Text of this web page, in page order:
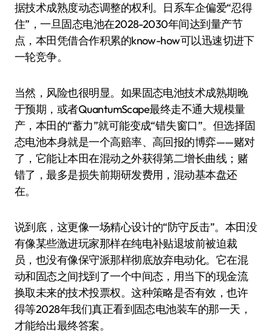
据技术成熟度动态调整的权利。日系车企偏爱“忍得
住”，一旦固态电池在2028-2030年间达到量产节
点，本田凭借合作积累的know-how可以迅速切进下
一轮竞争。
当然，风险也很明显。如果固态电池技术成熟期晚
于预期，或者QuantumScape最终走不通大规模量
产，本田的“蓄力”就可能变成“错失窗口”。但选择固
态电池本身就是一个高赔率、高回报的博弈——赌对
了，它能让本田在混动之外获得第二增长曲线；赌
错了，最多是损失前期研发费用，混动基本盘还
在。
说到底，这更像一场精心设计的“防守反击”。本田没
有像某些激进玩家那样在纯电补贴退坡前被迫裁
员，也没有像保守派那样彻底放弃电动化。它在混
动和固态之间找到了一个中间态，用当下的现金流
换取未来的技术投票权。这种策略是否有效，也许
得等2028年我们真正看到固态电池装车的那一天，
才能给出最终答案。